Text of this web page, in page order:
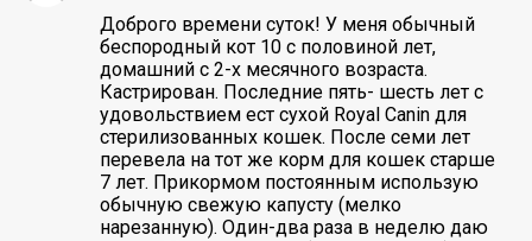
Доброго времени суток! У меня обычный
беспородный кот 10 с половиной лет,
домашний с 2-х месячного возраста.
Кастрирован. Последние пять- шесть лет с
удовольствием ест сухой Royal Canin для
стерилизованных кошек. После семи лет
перевела на тот же корм для кошек старше
7 лет. Прикормом постоянным использую
обычную свежую капусту (мелко
нарезанную). Один-два раза в неделю даю